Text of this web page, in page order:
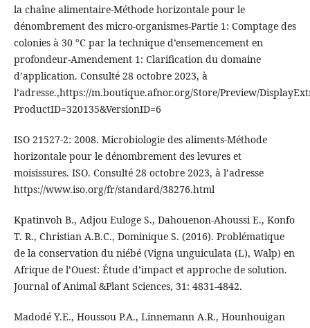
la chaîne alimentaire-Méthode horizontale pour le
dénombrement des micro-organismes-Partie 1: Comptage des
colonies à 30 °C par la technique d’ensemencement en
profondeur-Amendement 1: Clarification du domaine
d’application. Consulté 28 octobre 2023, à
l’adresse.,https://m.boutique.afnor.org/Store/Preview/
ProductID=320135&VersionID=6
ISO 21527-2: 2008. Microbiologie des aliments-Méthode
horizontale pour le dénombrement des levures et
moisissures. ISO. Consulté 28 octobre 2023, à l’adresse
https://www.iso.org/fr/standard/38276.html
Kpatinvoh B., Adjou Euloge S., Dahouenon-Ahoussi E., Konfo
T. R., Christian A.B.C., Dominique S. (2016). Problématique
de la conservation du niébé (Vigna unguiculata (L), Walp) en
Afrique de l’Ouest: Étude d’impact et approche de solution.
Journal of Animal &Plant Sciences, 31: 4831‑4842.
Madodé Y.E., Houssou P.A., Linnemann A.R., Hounhouigan